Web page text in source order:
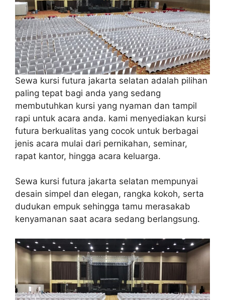
Sewa kursi futura jakarta selatan adalah pilihan
paling tepat bagi anda yang sedang
membutuhkan kursi yang nyaman dan tampil
rapi untuk acara anda. kami menyediakan kursi
futura berkualitas yang cocok untuk berbagai
jenis acara mulai dari pernikahan, seminar,
rapat kantor, hingga acara keluarga.
Sewa kursi futura jakarta selatan mempunyai
desain simpel dan elegan, rangka kokoh, serta
dudukan empuk sehingga tamu merasakab
kenyamanan saat acara sedang berlangsung.